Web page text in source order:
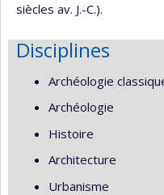
siècles av. J.-C.).
Disciplines
Archéologie
Archéologie
Histoire
Architecture
Urbanisme